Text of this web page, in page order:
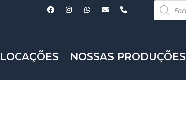
Pesquisar
produtos
LOCAÇÕES NOSSAS PRODUÇÕES